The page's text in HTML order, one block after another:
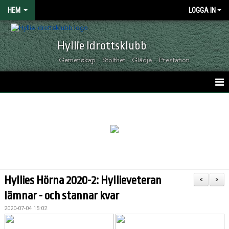
HEM LOGGA IN
Hyllie Idrottsklubb
Gemenskap - Stolthet - Glädje - Prestation
OM HYLLIE IK
KONTAKT
>
<
Hyllies Hörna 2020-2: Hyllieveteran
lämnar - och stannar kvar
2020-07-04 15:02